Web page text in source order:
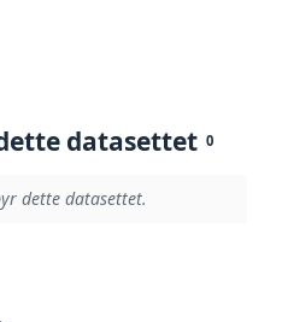
datasettet 0
dette datasettet.